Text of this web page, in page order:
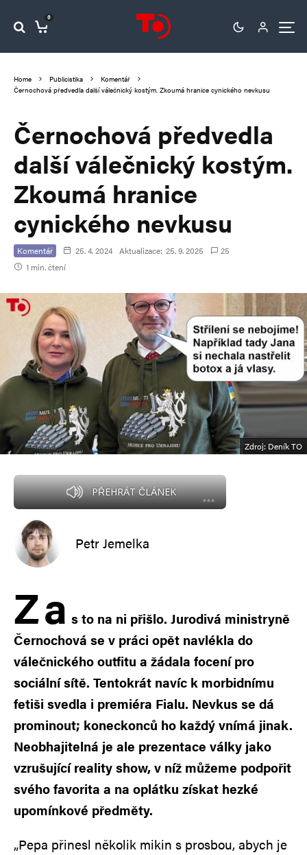
0
Home Publicistika
Komentář
Černochová předvedla další válečnický kostým. Zkoumá hranice cynického nevkusu
Černochová předvedla
další válečnický kostým.
Zkoumá hranice
cynického nevkusu
Komentář 25. 4. 2024 Aktualizace: 25. 9. 2025
25
1 min. čtení
Zdroj: Deník TO
PŘEHRÁT ČLÁNEK
Petr Jemelka
Za s to na ni přišlo. Jurodivá ministryně
Černochová se v práci opět navlékla do
válečnického outfitu a žádala focení pro
sociální sítě. Tentokrát navíc k morbidnímu
fetiši svedla i premiéra Fialu. Nevkus se dá
prominout; koneckonců ho každý vnímá jinak.
Neobhajitelná je ale prezentace války jako
vzrušující reality show, v níž můžeme podpořit
svého favorita a na oplátku získat hezké
upomínkové předměty.
„Pepa přinesl několik mikin s prosbou, abych je